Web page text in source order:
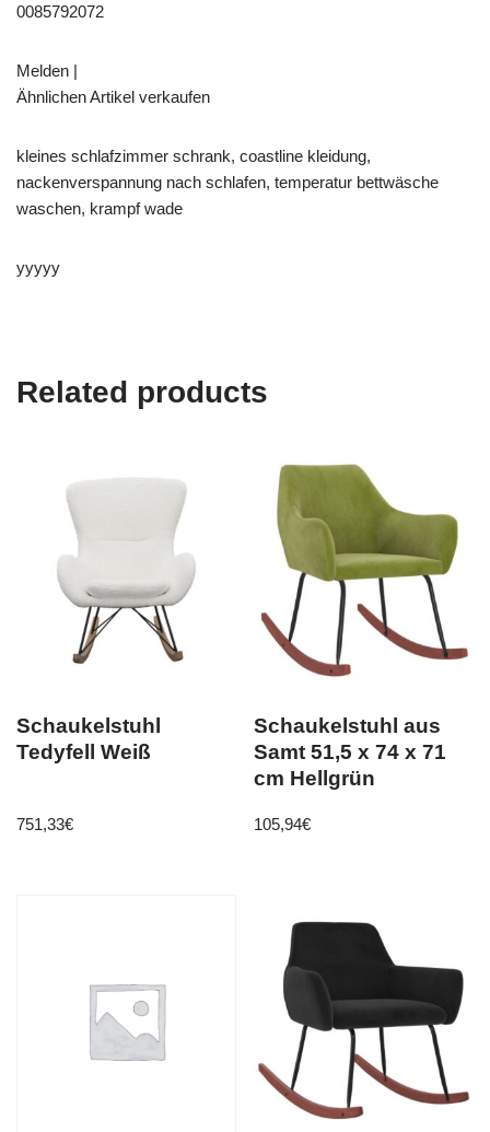
0085792072
Melden |
Ähnlichen Artikel verkaufen
kleines schlafzimmer schrank, coastline kleidung,
nackenverspannung nach schlafen, temperatur bettwäsche
waschen, krampf wade
yyyyy
Related products
Schaukelstuhl
Tedyfell Weiß
751,33€
Schaukelstuhl aus
Samt 51,5 x 74 x 71
cm Hellgrün
105,94€